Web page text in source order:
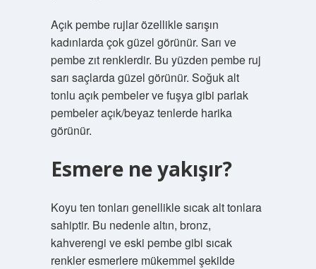
Açık pembe rujlar özellikle sarışın
kadınlarda çok güzel görünür. Sarı ve
pembe zıt renklerdir. Bu yüzden pembe ruj
sarı saçlarda güzel görünür. Soğuk alt
tonlu açık pembeler ve fuşya gibi parlak
pembeler açık/beyaz tenlerde harika
görünür.
Esmere ne yakışır?
Koyu ten tonları genellikle sıcak alt tonlara
sahiptir. Bu nedenle altın, bronz,
kahverengi ve eski pembe gibi sıcak
renkler esmerlere mükemmel şekilde